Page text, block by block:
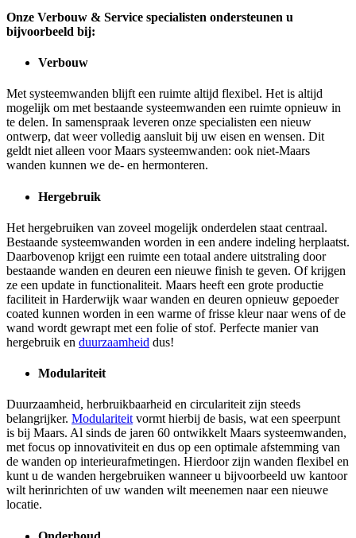
Onze Verbouw & Service specialisten ondersteunen u
bijvoorbeeld bij:
Verbouw
Met systeemwanden blijft een ruimte altijd flexibel. Het is altijd
mogelijk om met bestaande systeemwanden een ruimte opnieuw in
te delen. In samenspraak leveren onze specialisten een nieuw
ontwerp, dat weer volledig aansluit bij uw eisen en wensen. Dit
geldt niet alleen voor Maars systeemwanden: ook niet-Maars
wanden kunnen we de- en hermonteren.
Hergebruik
Het hergebruiken van zoveel mogelijk onderdelen staat centraal.
Bestaande systeemwanden worden in een andere indeling herplaatst.
Daarbovenop krijgt een ruimte een totaal andere uitstraling door
bestaande wanden en deuren een nieuwe finish te geven. Of krijgen
ze een update in functionaliteit. Maars heeft een grote productie
faciliteit in Harderwijk waar wanden en deuren opnieuw gepoeder
coated kunnen worden in een warme of frisse kleur naar wens of de
wand wordt gewrapt met een folie of stof. Perfecte manier van
hergebruik en duurzaamheid dus!
Modulariteit
Duurzaamheid, herbruikbaarheid en circulariteit zijn steeds
belangrijker. Modulariteitvormt hierbij de basis, wat een speerpunt
is bij Maars. Al sinds de jaren 60 ontwikkelt Maars systeemwanden,
met focus op innovativiteit en dus op een optimale afstemming van
de wanden op interieurafmetingen. Hierdoor zijn wanden flexibel en
kunt u de wanden hergebruiken wanneer u bijvoorbeeld uw kantoor
wilt herinrichten of uw wanden wilt meenemen naar een nieuwe
locatie.